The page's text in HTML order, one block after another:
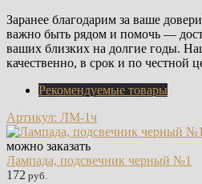
Заранее благодарим за ваше
важно быть рядом и помочь —
ваших близких на долгие годы.
качественно, в срок и по честной
Рекомендуемые товары
Артикул: ЛМ-1ч
можно заказать
Лампада, подсвечник черный №1
172 руб.